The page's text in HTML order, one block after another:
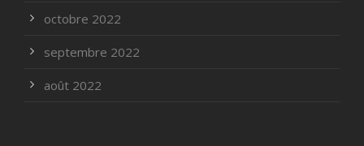
octobre 2022
septembre 2022
août 2022